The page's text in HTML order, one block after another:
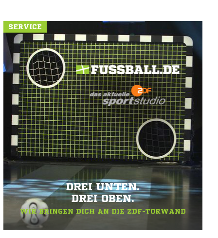
SERVICE
DREI UNTEN.
DREI OBEN.
WIR BRINGEN DICH AN DIE ZDF-TORWAND